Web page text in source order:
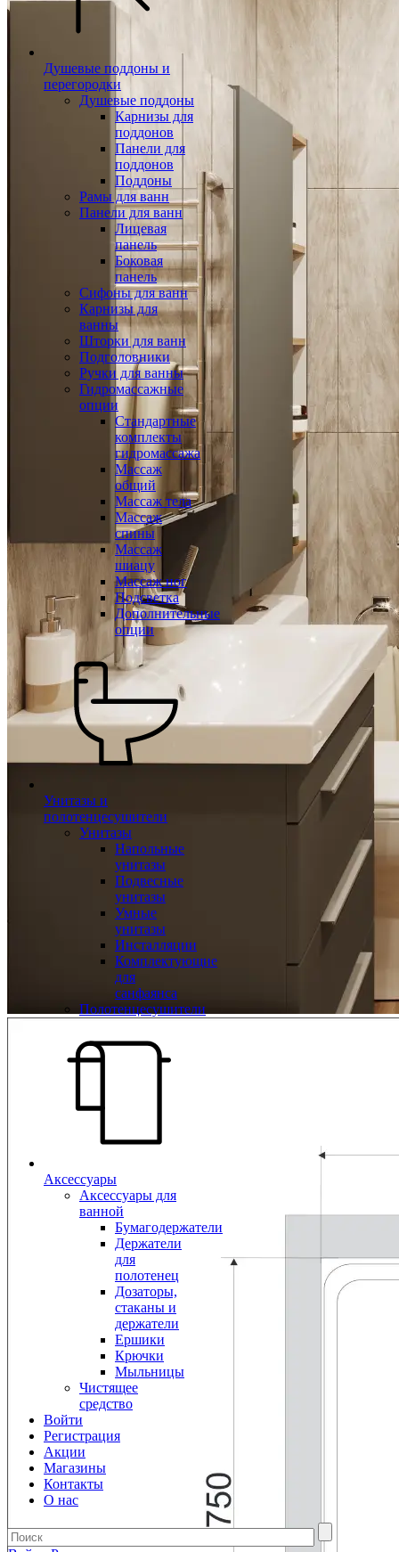
Душевые поддоны и
перегородки
Душевые поддоны
Карнизы для
поддонов
Панели для
поддонов
Поддоны
Рамы для ванн
Панели для ванн
Лицевая
панель
Боковая
панель
Сифоны для ванн
Карнизы для
ванны
Шторки для ванн
Подголовники
Ручки для ванны
Гидромассажные
опции
Стандартные
комплекты
гидромассажа
Массаж
общий
Массаж тела
Массаж
спины
Массаж
шиацу
Массаж ног
Подсветка
Дополнительные
опции
Унитазы и
полотенцесушители
Унитазы
Напольные
унитазы
Подвесные
унитазы
Умные
унитазы
Инсталляции
Комплектующие
для
санфаянса
Полотенцесушители
Аксессуары
Аксессуары для
ванной
Бумагодержатели
Держатели
для
полотенец
Дозаторы,
стаканы и
держатели
Ершики
Крючки
Мыльницы
Чистящее
средство
Войти
Регистрация
Акции
Магазины
Контакты
О нас